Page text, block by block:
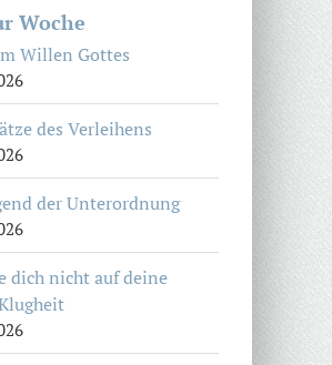
Woche
Willen Gottes
des Verleihens
der Unterordnung
dich nicht auf deine